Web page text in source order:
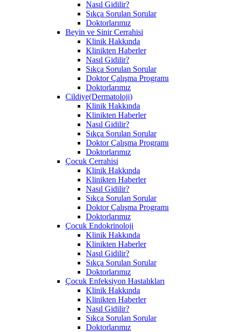
Nasıl Gidilir?
Sıkça Sorulan Sorular
Doktorlarımız
Beyin ve Sinir Cerrahisi
Klinik Hakkında
Klinikten Haberler
Nasıl Gidilir?
Sıkça Sorulan Sorular
Doktor Çalışma Programı
Doktorlarımız
Cildiye(Dermatoloji)
Klinik Hakkında
Klinikten Haberler
Nasıl Gidilir?
Sıkça Sorulan Sorular
Doktor Çalışma Programı
Doktorlarımız
Çocuk Cerrahisi
Klinik Hakkında
Klinikten Haberler
Nasıl Gidilir?
Sıkça Sorulan Sorular
Doktor Çalışma Programı
Doktorlarımız
Çocuk Endokrinoloji
Klinik Hakkında
Klinikten Haberler
Nasıl Gidilir?
Sıkça Sorulan Sorular
Doktorlarımız
Çocuk Enfeksiyon Hastalıkları
Klinik Hakkında
Klinikten Haberler
Nasıl Gidilir?
Sıkça Sorulan Sorular
Doktorlarımız